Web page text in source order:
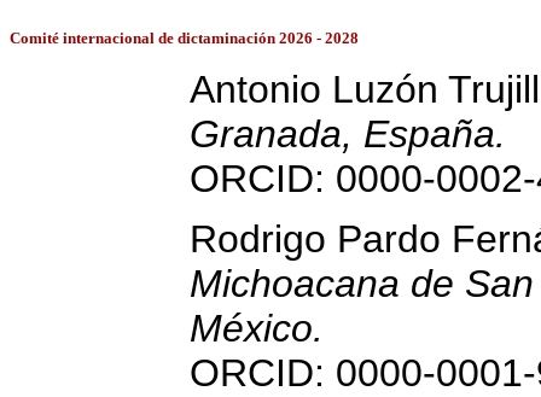
Comité internacional de dictaminación 2026 - 2028
Antonio Luzón
Granada, España.
ORCID: 0000-
Rodrigo Pardo
Michoacana de
México.
ORCID: 0000-